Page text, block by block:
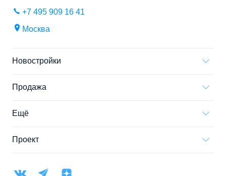
+7 495 909 16 41
Москва
Новостройки
Продажа
Ещё
Проект